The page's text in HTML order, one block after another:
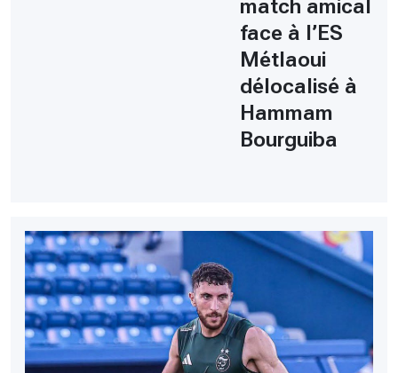
match amical
face à l’ES
Métlaoui
délocalisé à
Hammam
Bourguiba